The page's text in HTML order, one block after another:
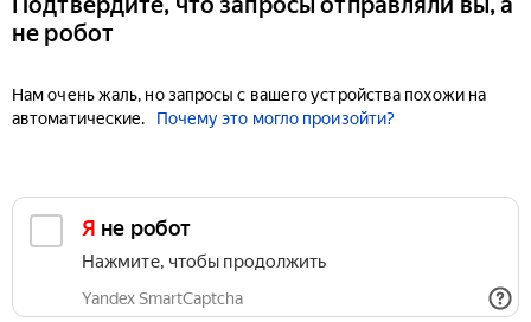
не робот
Нам очень жаль, но запросы с вашего устройства похожи на
автоматические.
Почему это могло произойти?
Я не робот
Нажмите, чтобы продолжить
Yandex SmartCaptcha